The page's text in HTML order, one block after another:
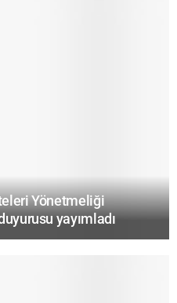
Yönetmeliği
yayımladı